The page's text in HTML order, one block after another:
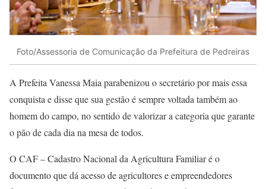
Foto/Assessoria de Comunicação da Prefeitura de Pedreiras
A Prefeita Vanessa Maia parabenizou o secretário por mais essa
conquista e disse que sua gestão é sempre voltada também ao
homem do campo, no sentido de valorizar a categoria que garante
o pão de cada dia na mesa de todos.
O CAF – Cadastro Nacional da Agricultura Familiar é o
documento que dá acesso de agricultores e empreendedores